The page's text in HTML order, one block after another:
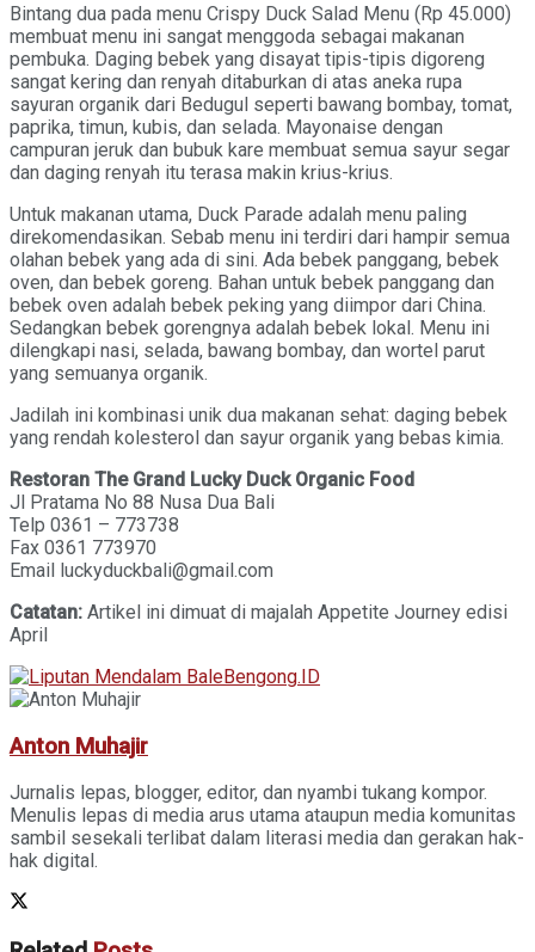
Bintang dua pada menu Crispy Duck Salad Menu (Rp 45.000)
membuat menu ini sangat menggoda sebagai makanan
pembuka. Daging bebek yang disayat tipis-tipis digoreng
sangat kering dan renyah ditaburkan di atas aneka rupa
sayuran organik dari Bedugul seperti bawang bombay, tomat,
paprika, timun, kubis, dan selada. Mayonaise dengan
campuran jeruk dan bubuk kare membuat semua sayur segar
dan daging renyah itu terasa makin krius-krius.
Untuk makanan utama, Duck Parade adalah menu paling
direkomendasikan. Sebab menu ini terdiri dari hampir semua
olahan bebek yang ada di sini. Ada bebek panggang, bebek
oven, dan bebek goreng. Bahan untuk bebek panggang dan
bebek oven adalah bebek peking yang diimpor dari China.
Sedangkan bebek gorengnya adalah bebek lokal. Menu ini
dilengkapi nasi, selada, bawang bombay, dan wortel parut
yang semuanya organik.
Jadilah ini kombinasi unik dua makanan sehat: daging bebek
yang rendah kolesterol dan sayur organik yang bebas kimia.
Restoran The Grand Lucky Duck Organic Food
Jl Pratama No 88 Nusa Dua Bali
Telp 0361 – 773738
Fax 0361 773970
Email luckyduckbali@gmail.com
Catatan: Artikel ini dimuat di majalah Appetite Journey edisi
April
Anton Muhajir
Jurnalis lepas, blogger, editor, dan nyambi tukang kompor.
Menulis lepas di media arus utama ataupun media komunitas
sambil sesekali terlibat dalam literasi media dan gerakan hak-
hak digital.